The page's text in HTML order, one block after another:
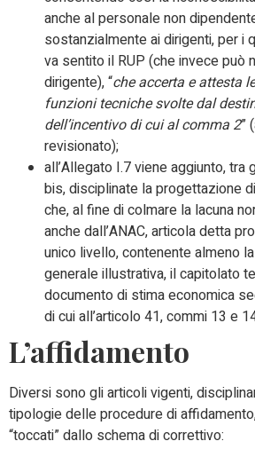
anche al personale non
sostanzialmente ai dirigenti, per i
va sentito il RUP (che invece può
dirigente), “che accerta e attesta
funzioni tecniche svolte dal
dell’incentivo di cui al comma 2”
revisionato);
all’Allegato I.7 viene aggiunto, tra
bis, disciplinate la progettazione
che, al fine di colmare la lacuna
anche dall’ANAC, articola detta
unico livello, contenente almeno
generale illustrativa, il capitolato
documento di stima economica
di cui all’articolo 41, commi 13 e
L’affidamento
Diversi sono gli articoli vigenti,
tipologie delle procedure di
“toccati” dallo schema di correttivo: